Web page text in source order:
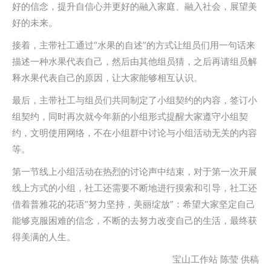
好的信念，提升自信心并更好的融入家庭、融入社会，展望美
好的未来。
接着，主带社工通过“水果的自述”的方式让组员们用一句话来
描述一种水果代表自己，然后由其他组员猜，之后再请组员解
释水果代表自己的原因，让大家能够相互认识。
最后，主带社工与组员们共同制定了小组契约的内容，签订小
组契约，同时再次就今年新的小组形式提醒大家遵守小组契
约，文明使用网络，不在小组群中讨论与小组活动无关的内容
等。
第一节线上小组活动在热烈的讨论声中结束，对于第一次开展
线上方式的小组，社工还需要不断地进行摸索和引导，社工还
借着普雅花的花语“努力坚持，美丽绽放”：希望大家坚定自己
能够克服困难的信念，不断的去努力改变自己的生活，最终获
得美满的人生。
宝山工作站 陈莹 供稿